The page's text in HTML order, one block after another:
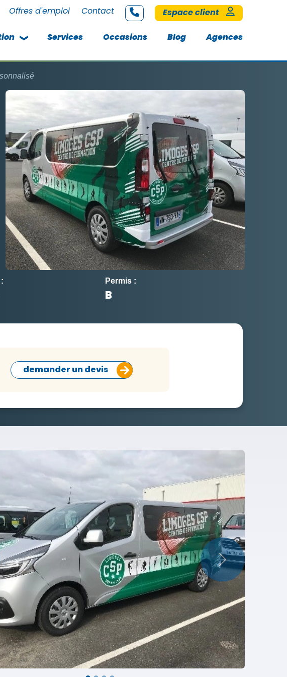
Offres d'emploi Contact Espace client
Services Occasions Blog Agences
Permis :
B
demander un devis
Suivant